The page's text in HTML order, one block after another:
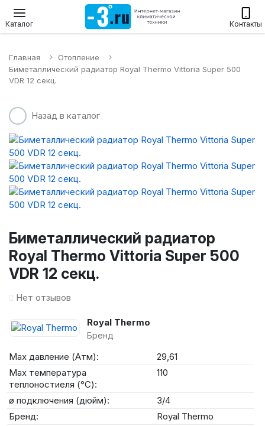
Каталог Контакты
Настенные сплит-системыПриточные установки
Главная
Отопление
Биметаллический радиатор Royal Thermo Vittoria Super 500
VDR 12 секц.
Назад в каталог
Биметаллический радиатор
Royal Thermo Vittoria Super 500
VDR 12 секц.
Нет отзывов
Royal Thermo
Бренд
Max давление (Атм):
29,61
Max температура
теплоностиеля (°C):
110
ø подключения (дюйм):
3/4
Бренд:
Royal Thermo